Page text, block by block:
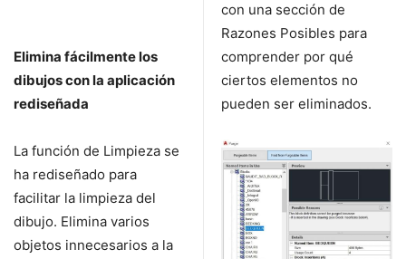
Elimina fácilmente los
dibujos con la aplicación
rediseñada
La función de Limpieza se
ha rediseñado para
facilitar la limpieza del
dibujo. Elimina varios
objetos innecesarios a la
con una sección de
Razones Posibles para
comprender por qué
ciertos elementos no
pueden ser eliminados.